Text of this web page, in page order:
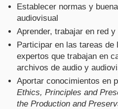
Establecer normas y
audiovisual
Aprender, trabajar en red
Participar en las tareas
expertos que trabajan en
archivos de audio y
Aportar conocimientos en
Ethics, Principles and
the Production and